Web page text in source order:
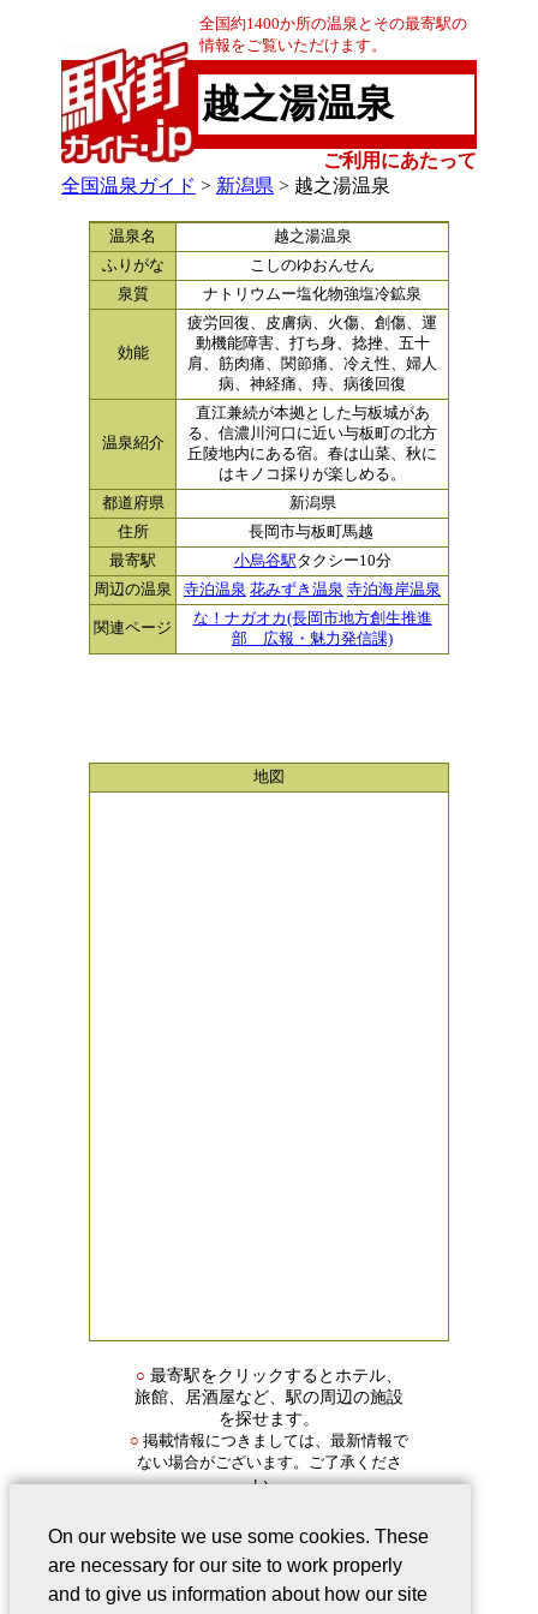
全国約1400か所の温泉とその最寄駅の
情報をご覧いただけます。
越之湯温泉
ご利用にあたって
全国温泉ガイド > 新潟県 > 越之湯温泉
温泉名
越之湯温泉
ふりがな
こしのゆおんせん
泉質
ナトリウムー塩化物強塩冷鉱泉
効能
疲労回復、皮膚病、火傷、創傷、運
動機能障害、打ち身、捻挫、五十
肩、筋肉痛、関節痛、冷え性、婦人
病、神経痛、痔、病後回復
温泉紹介
直江兼続が本拠とした与板城があ
る、信濃川河口に近い与板町の北方
丘陵地内にある宿。春は山菜、秋に
はキノコ採りが楽しめる。
都道府県
新潟県
住所
長岡市与板町馬越
最寄駅
小烏谷駅タクシー10分
周辺の温泉
寺泊温泉 花みずき温泉 寺泊海岸温泉
関連ページ
な！ナガオカ(長岡市地方創生推進
部 広報・魅力発信課)
地図
○ 最寄駅をクリックするとホテル、
旅館、居酒屋など、駅の周辺の施設
を探せます。
○ 掲載情報につきましては、最新情報で
ない場合がございます。ご了承くださ
い。
On our website we use some cookies. These
are necessary for our site to work properly
and to give us information about how our site